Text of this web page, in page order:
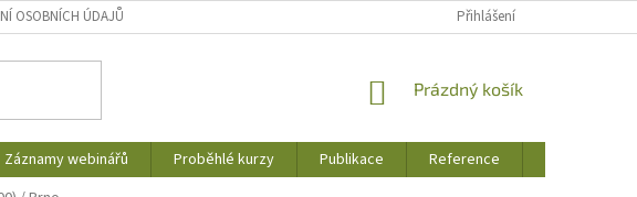
OSOBNÍCH ÚDAJŮ Přihlášení
NÁKUPNÍ
Prázdný košík
Záznamy webinářů Proběhlé kurzy Publikace Reference